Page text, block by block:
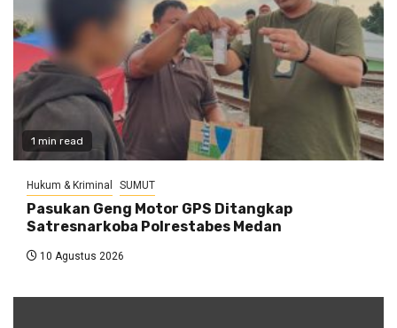
1 min read
Hukum & Kriminal SUMUT
Pasukan Geng Motor GPS Ditangkap
Satresnarkoba Polrestabes Medan
10 Agustus 2026